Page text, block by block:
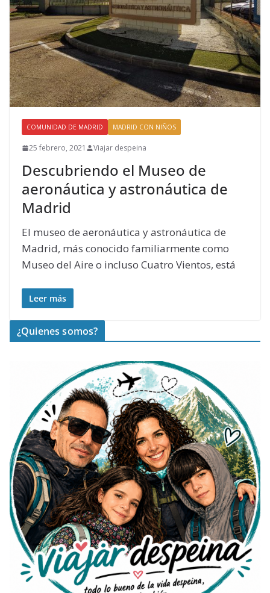
COMUNIDAD DE MADRID MADRID CON NIÑOS
25 febrero, 2021 Viajar despeina
Descubriendo el Museo de
aeronáutica y astronáutica de
Madrid
El museo de aeronáutica y astronáutica de
Madrid, más conocido familiarmente como
Museo del Aire o incluso Cuatro Vientos, está
Leer más
¿Quienes somos?